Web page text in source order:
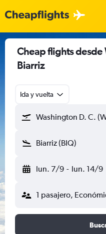
Cheap flights desde
Biarriz
Ida y vuelta
Washington D. C.
Biarriz (BIQ)
lun. 7/9 - lun. 14/9
1 pasajero,